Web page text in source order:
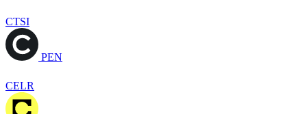
CTSI
PEN
CELR